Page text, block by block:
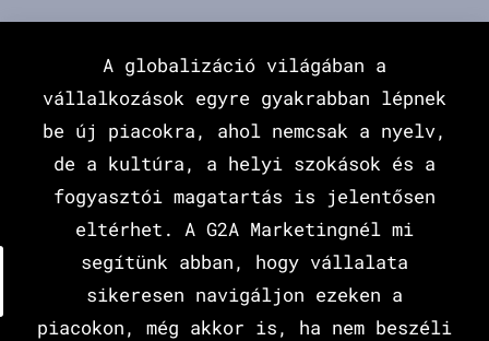
A globalizáció világában a
vállalkozások egyre gyakrabban lépnek
be új piacokra, ahol nemcsak a nyelv,
de a kultúra, a helyi szokások és a
fogyasztói magatartás is jelentősen
eltérhet. A G2A Marketingnél mi
segítünk abban, hogy vállalata
sikeresen navigáljon ezeken a
piacokon, még akkor is, ha nem beszéli